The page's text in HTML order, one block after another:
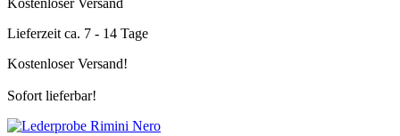
Lieferzeit ca. 7 - 14 Tage
Kostenloser Versand!
Sofort lieferbar!